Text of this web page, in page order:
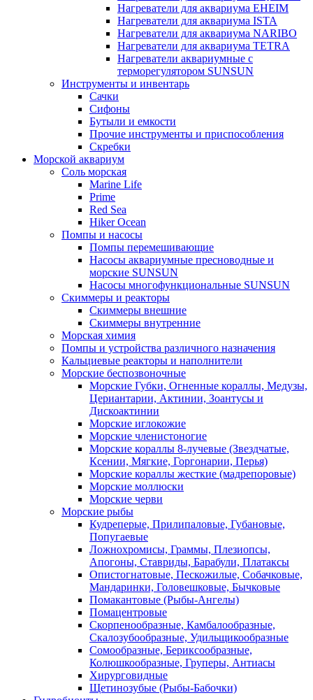
Нагреватели для аквариума EHEIM
Нагреватели для аквариума ISTA
Нагреватели для аквариума NARIBO
Нагреватели для аквариума TETRA
Нагреватели аквариумные с
терморегулятором SUNSUN
Инструменты и инвентарь
Сачки
Сифоны
Бутыли и емкости
Прочие инструменты и приспособления
Скребки
Морской аквариум
Соль морская
Marine Life
Prime
Red Sea
Hiker Ocean
Помпы и насосы
Помпы перемешивающие
Насосы аквариумные пресноводные и
морские SUNSUN
Насосы многофункциональные SUNSUN
Скиммеры и реакторы
Скиммеры внешние
Скиммеры внутренние
Морская химия
Помпы и устройства различного назначения
Кальциевые реакторы и наполнители
Морские беспозвоночные
Морские Губки, Огненные кораллы, Медузы,
Цериантарии, Актинии, Зоантусы и
Дискоактинии
Морские иглокожие
Морские членистоногие
Морские кораллы 8-лучевые (Звездчатые,
Ксении, Мягкие, Горгонарии, Перья)
Морские кораллы жесткие (мадрепоровые)
Морские моллюски
Морские черви
Морские рыбы
Кудреперые, Прилипаловые, Губановые,
Попугаевые
Ложнохромисы, Граммы, Плезиопсы,
Апогоны, Ставриды, Барабули, Платаксы
Опистогнатовые, Пескожилые, Собачковые,
Мандаринки, Головешковые, Бычковые
Помакантовые (Рыбы-Ангелы)
Помацентровые
Скорпенообразные, Камбалообразные,
Скалозубообразные, Удильщикообразные
Сомообразные, Бериксообразные,
Колюшкообразные, Груперы, Антиасы
Хирурговидные
Щетинозубые (Рыбы-Бабочки)